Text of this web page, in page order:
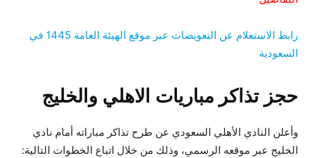
رابط الاستعلام عن التعويضات عبر موقع الهيئة العامة 1445 في
السعودية
حجز تذاكر مباريات الاهلي والخليج
وأعلن النادي الأهلي السعودي عن طرح تذاكر مباراته أمام نادي
الخليج عبر موقعه الرسمي، وذلك من خلال اتباع الخطوات التالية: